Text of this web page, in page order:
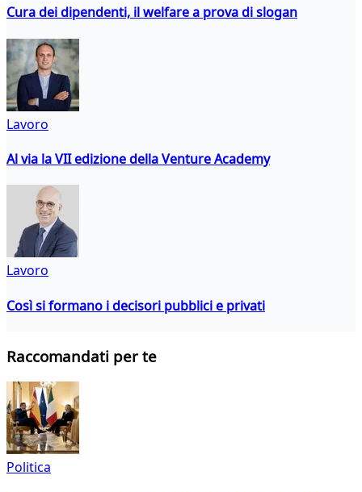
Cura dei dipendenti, il welfare a prova di slogan
Lavoro
Al via la VII edizione della Venture Academy
Lavoro
Così si formano i decisori pubblici e privati
Raccomandati per te
Politica